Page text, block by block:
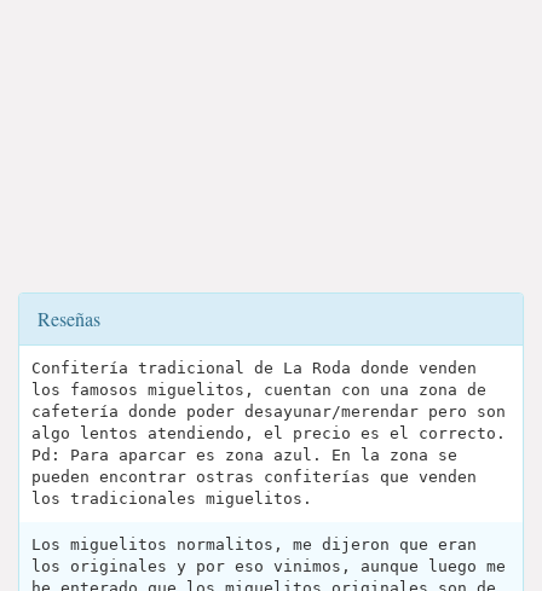
Reseñas
Confitería tradicional de La Roda donde venden
los famosos miguelitos, cuentan con una zona de
cafetería donde poder desayunar/merendar pero son
algo lentos atendiendo, el precio es el correcto.
Pd: Para aparcar es zona azul. En la zona se
pueden encontrar ostras confiterías que venden
los tradicionales miguelitos.
Los miguelitos normalitos, me dijeron que eran
los originales y por eso vinimos, aunque luego me